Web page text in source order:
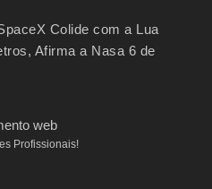
Colide com a Lua
Afirma a Nasa 6 de
Profissionais!